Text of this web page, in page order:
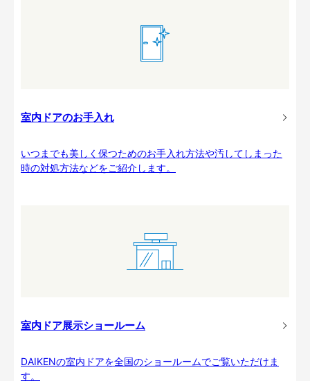
室内ドアのお手入れ
いつまでも美しく保つためのお手入れ方法や汚してしまった
時の対処方法などをご紹介します。
室内ドア展示ショールーム
DAIKENの室内ドアを全国のショールームでご覧いただけま
す。